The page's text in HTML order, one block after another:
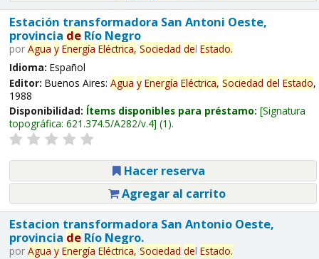
Estación transformadora San Antoni Oeste,
provincia deRío Negro
por Agua y Energía Eléctrica, Sociedad del Estado.
Idioma: Español
Editor: Buenos Aires: Agua y Energía Eléctrica, Sociedad del Estado,
1988
Disponibilidad: Ítems disponibles para préstamo: Signatura
topográfica: 621.374.5/A282/v.4 (1).
Hacer reserva
Agregar al carrito
Estacion transformadora San Antonio Oeste,
provincia deRío Negro.
por Agua y Energía Eléctrica, Sociedad del Estado.